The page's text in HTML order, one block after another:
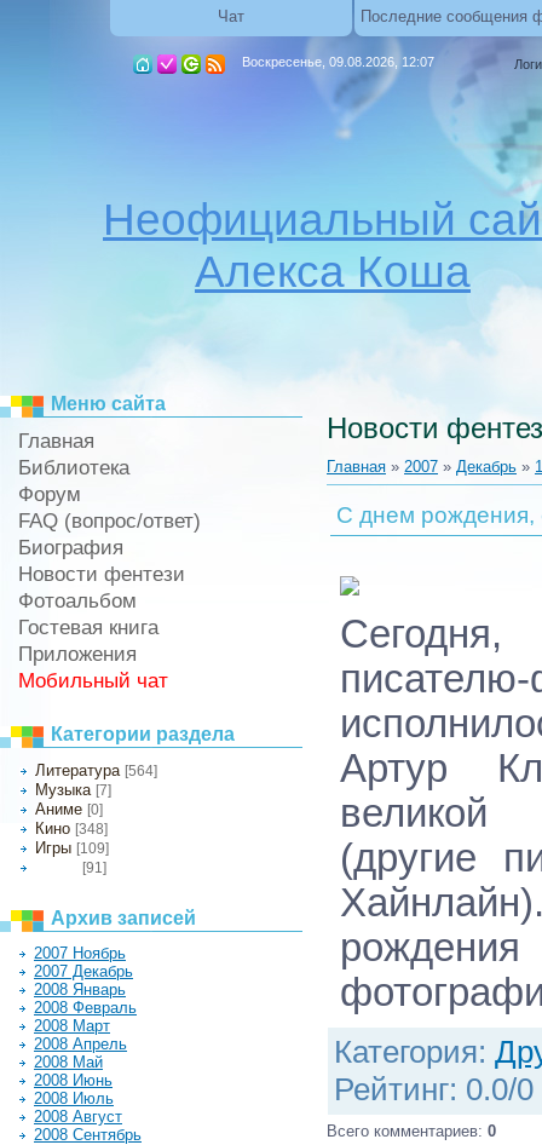
Чат Последние сообщения
Воскресенье, 09.08.2026, 12:07
Неофициальный
Алекса Коша
Меню сайта
Главная
Библиотека
Форум
FAQ (вопрос/ответ)
Биография
Новости фентези
Фотоальбом
Гостевая книга
Приложения
Мобильный чат
Категории раздела
Литература [564]
Музыка [7]
Аниме [0]
Кино [348]
Игры [109]
[91]
Архив записей
2007 Ноябрь
2007 Декабрь
2008 Январь
2008 Февраль
2008 Март
2008 Апрель
2008 Май
2008 Июнь
2008 Июль
2008 Август
2008 Сентябрь
Новости
Главная » 2007 » Декабрь »
C днем рождения,
Артур
великой
(другие
Категория:
Рейтинг: 0.0/0
Всего комментариев: 0